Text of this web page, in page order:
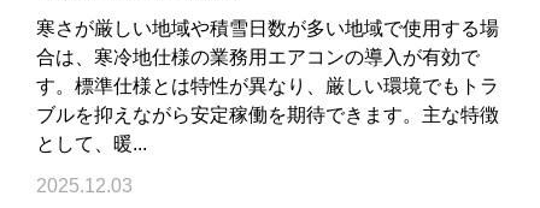
寒さが厳しい地域や積雪日数が多い地域で使用する場
合は、寒冷地仕様の業務用エアコンの導入が有効で
す。標準仕様とは特性が異なり、厳しい環境でもトラ
ブルを抑えながら安定稼働を期待できます。主な特徴
として、暖...
2025.12.03